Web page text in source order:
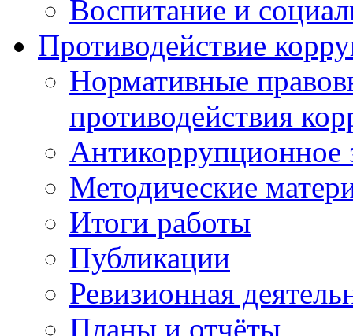
Воспитание и
Противодействие
Нормативные
противодействия
Антикоррупционное
Методические
Итоги работы
Публикации
Ревизионная
Планы и отчёты